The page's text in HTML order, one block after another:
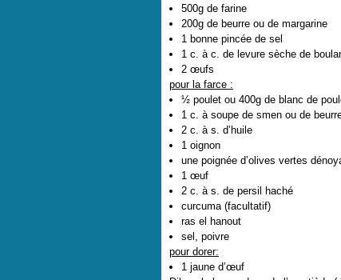
500g de farine
200g de beurre ou de margarine
1 bonne pincée de sel
1 c. à c. de levure sèche de
2 œufs
pour la farce :
½ poulet ou 400g de blanc de
1 c. à soupe de smen ou de
2 c. à s. d’huile
1 oignon
une poignée d’olives vertes
1 œuf
2 c. à s. de persil haché
curcuma (facultatif)
ras el hanout
sel, poivre
pour dorer:
1 jaune d’œuf